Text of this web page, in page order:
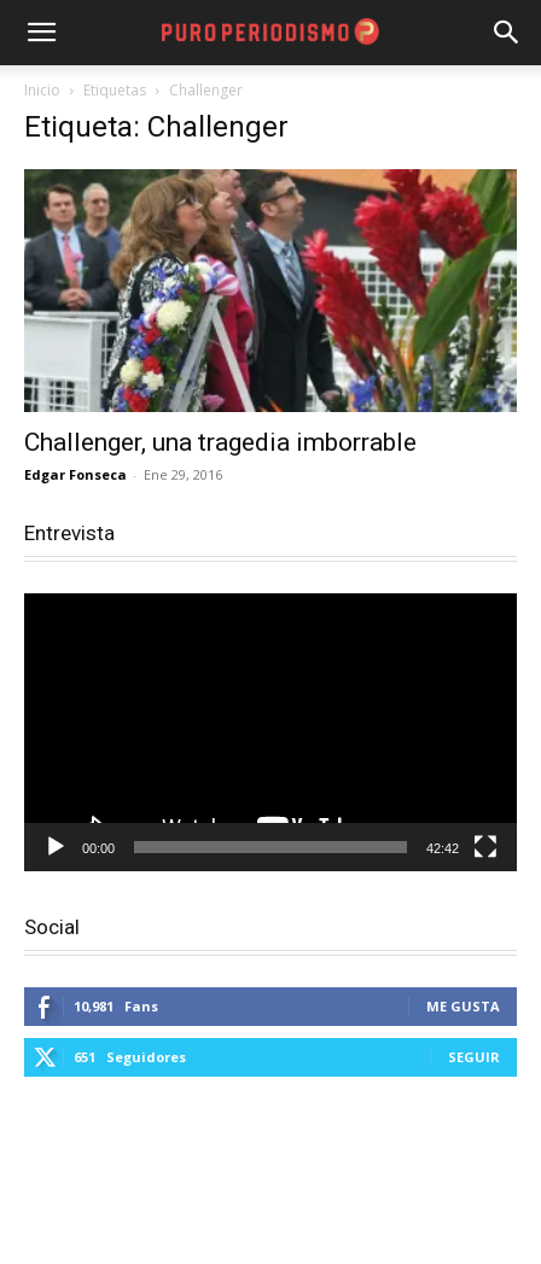
Inicio Etiquetas Challenger
Etiqueta: Challenger
Challenger, una tragedia imborrable
Edgar Fonseca - Ene 29, 2016
Entrevista
00:00 42:42
Social
10,981 Fans ME GUSTA
651 Seguidores SEGUIR